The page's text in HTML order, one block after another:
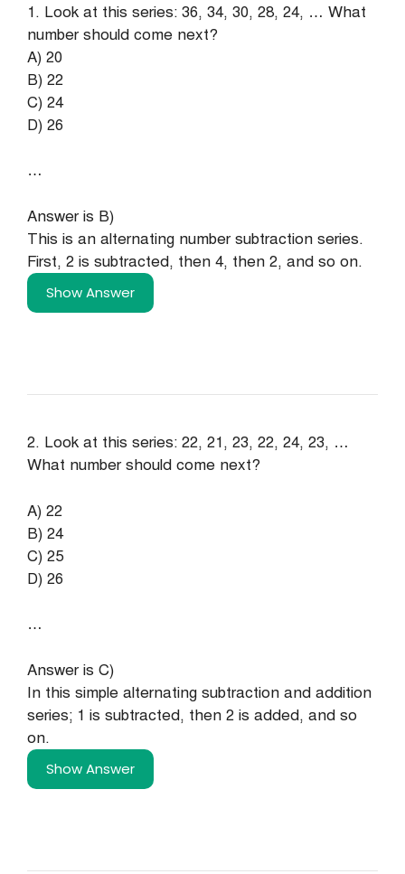
1. Look at this series: 36, 34, 30, 28, 24, … What
number should come next?
A) 20
B) 22
C) 24
D) 26
…
Answer is B)
This is an alternating number subtraction series.
First, 2 is subtracted, then 4, then 2, and so on.
Show Answer
2. Look at this series: 22, 21, 23, 22, 24, 23, …
What number should come next?
A) 22
B) 24
C) 25
D) 26
…
Answer is C)
In this simple alternating subtraction and addition
series; 1 is subtracted, then 2 is added, and so
on.
Show Answer